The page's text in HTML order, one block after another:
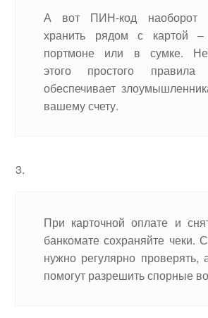
А вот ПИН-код наоборот
хранить рядом с картой
портмоне или в сумке.
этого простого правила
обеспечивает
вашему счету.
При карточной оплате и
банкомате сохраняйте чеки.
нужно регулярно проверять,
помогут разрешить спорные